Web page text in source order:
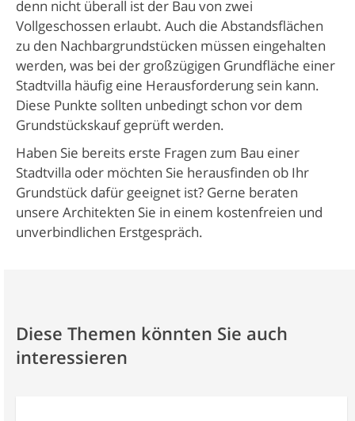
denn nicht überall ist der Bau von zwei
Vollgeschossen erlaubt. Auch die Abstandsflächen
zu den Nachbargrundstücken müssen eingehalten
werden, was bei der großzügigen Grundfläche einer
Stadtvilla häufig eine Herausforderung sein kann.
Diese Punkte sollten unbedingt schon vor dem
Grundstückskauf geprüft werden.
Haben Sie bereits erste Fragen zum Bau einer
Stadtvilla oder möchten Sie herausfinden ob Ihr
Grundstück dafür geeignet ist? Gerne beraten
unsere Architekten Sie in einem kostenfreien und
unverbindlichen Erstgespräch.
Diese Themen könnten Sie auch
interessieren